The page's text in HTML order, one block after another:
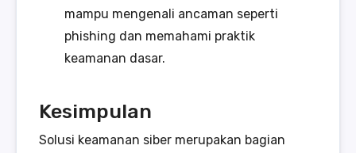
mampu mengenali ancaman seperti
phishing dan memahami praktik
keamanan dasar.
Kesimpulan
Solusi keamanan siber merupakan bagian